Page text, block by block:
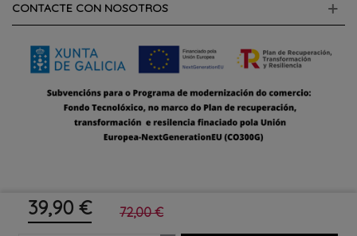
39,90 € 72,00 €
CONTACTE CON NOSOTROS